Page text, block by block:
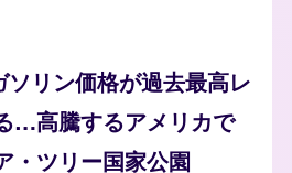
ソリン価格が過去最高レ
…高騰するアメリカで
・ツリー国家公園